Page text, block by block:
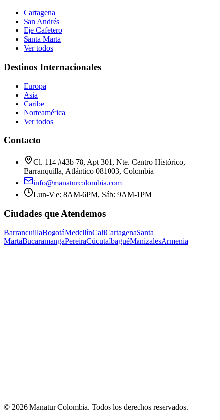
Cartagena
San Andrés
Eje Cafetero
Santa Marta
Ver todos
Destinos Internacionales
Europa
Asia
Caribe
Norteamérica
Ver todos
Contacto
Cl. 114 #43b 78, Apt 301, Nte. Centro Histórico,
Barranquilla, Atlántico 081003, Colombia
info@manaturcolombia.com
Lun-Vie: 8AM-6PM, Sáb: 9AM-1PM
Ciudades que Atendemos
BarranquillaBogotáMedellínCaliCartagenaSanta
MartaBucaramangaPereiraCúcutaIbaguéManizalesArmenia
© 2026 Manatur Colombia. Todos los derechos reservados.